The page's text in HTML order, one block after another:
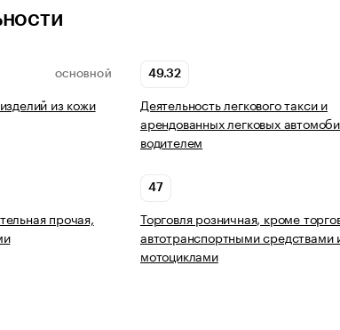
ОСНОВНОЙ
из кожи
49.32
Деятельность легкового такси и
арендованных легковых
водителем
прочая,
47
Торговля розничная, кроме
автотранспортными средствами
мотоциклами